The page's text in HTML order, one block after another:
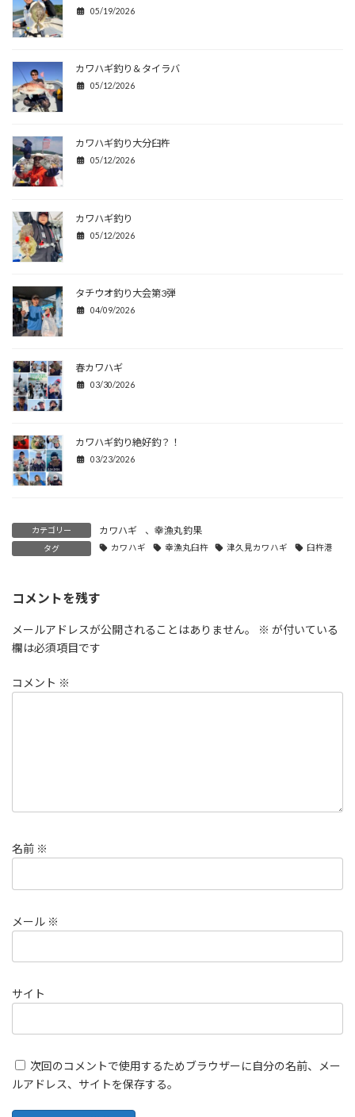
05/19/2026
カワハギ釣り＆タイラバ
05/12/2026
カワハギ釣り大分臼杵
05/12/2026
カワハギ釣り
05/12/2026
タチウオ釣り大会第3弾
04/09/2026
春カワハギ
03/30/2026
カワハギ釣り絶好釣？！
03/23/2026
カテゴリー カワハギ 、 幸漁丸釣果
タグ カワハギ 幸漁丸臼杵 津久見カワハギ 臼杵港
コメントを残す
メールアドレスが公開されることはありません。 ※ が付いている
欄は必須項目です
コメント ※
名前 ※
メール ※
サイト
次回のコメントで使用するためブラウザーに自分の名前、メー
ルアドレス、サイトを保存する。